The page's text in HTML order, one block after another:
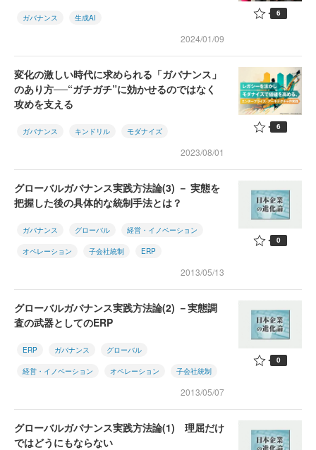
ガバナンス 生成AI
2024/01/09
6
変化の激しい時代に求められる「ガバナンス」
のあり方──“ガチガチ”に効かせるのではなく
攻めを支える
ガバナンス キンドリル モダナイズ
2023/08/01
6
グローバルガバナンス実践方法論(3) － 実態を
把握した後の具体的な統制手法とは？
ガバナンス グローバル 経営・イノベーション
オペレーション 子会社統制 ERP
2013/05/13
0
グローバルガバナンス実践方法論(2) －実態調
査の武器としてのERP
ERP ガバナンス グローバル
経営・イノベーション オペレーション 子会社統制
2013/05/07
0
グローバルガバナンス実践方法論(1) 理屈だけ
ではどうにもならない